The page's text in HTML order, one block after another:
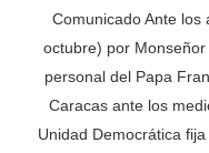
Comunicado Ante los
octubre) por
personal del Papa
Caracas ante los
Unidad Democrática